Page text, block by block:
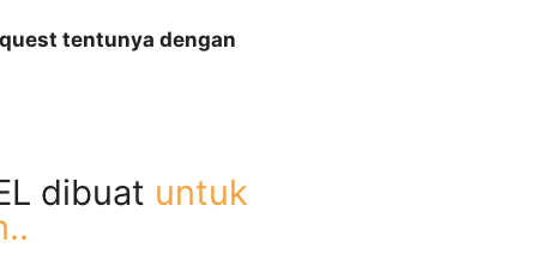
tentunya dengan
dibuat untuk